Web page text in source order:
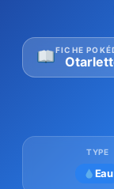
FICHE
TYPE
Eau